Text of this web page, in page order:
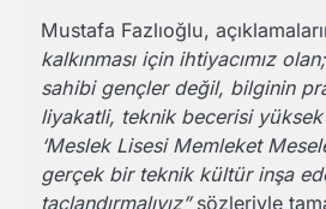
Mustafa Fazlıoğlu,
kalkınması için ihtiyacımız
sahibi gençler değil, bilginin
liyakatli, teknik becerisi yüksek
‘Meslek Lisesi Memleket
gerçek bir teknik kültür inşa
taçlandırmalıyız”sözleriyle